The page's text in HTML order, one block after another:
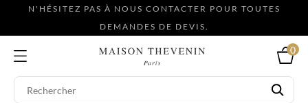
N'HÉSITEZ PAS À NOUS CONTACTER POUR TOUTES
DEMANDES DE DEVIS.
0